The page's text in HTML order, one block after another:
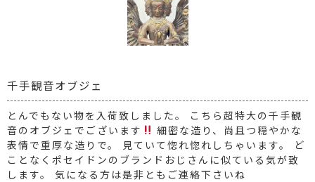
千手観音オブジェ
とんでもない物を入荷致しました。 こちら超特大の千手観
音のオブジェでございます
細密な造り、尚且つ穏やかな
表情で重厚な造りで。 見ていて惚れ惚れしちゃいます。 ど
ことなくポセイドンのブランドおじさんに似ている気が致
します。 気になる方は是非ともご連絡下さいね